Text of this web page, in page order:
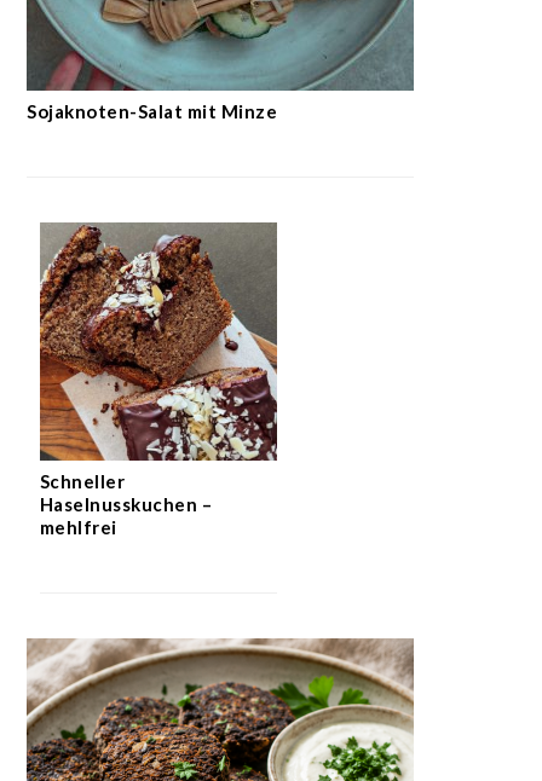
Sojaknoten-Salat mit Minze
Schneller
Haselnusskuchen –
mehlfrei